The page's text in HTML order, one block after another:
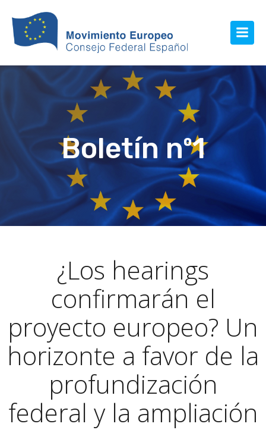
Boletín nº1
¿Los hearings
confirmarán el
proyecto europeo? Un
horizonte a favor de la
profundización
federal y la ampliación